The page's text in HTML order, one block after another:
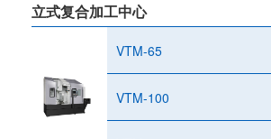
立式复合加工中心
VTM-65
VTM-100